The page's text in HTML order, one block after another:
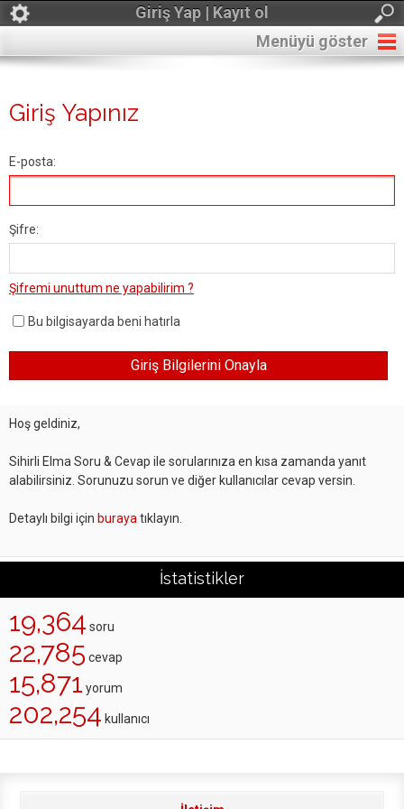
Giriş Yap | Kayıt ol
Menüyü göster
Giriş Yapınız
E-posta:
Şifre:
Şifremi unuttum ne yapabilirim ?
Bu bilgisayarda beni hatırla
Hoş geldiniz,
Sihirli Elma Soru & Cevap ile sorularınıza en kısa zamanda yanıt
alabilirsiniz. Sorunuzu sorun ve diğer kullanıcılar cevap versin.
Detaylı bilgi için buraya tıklayın.
İstatistikler
19,364 soru
22,785 cevap
15,871 yorum
202,254 kullanıcı